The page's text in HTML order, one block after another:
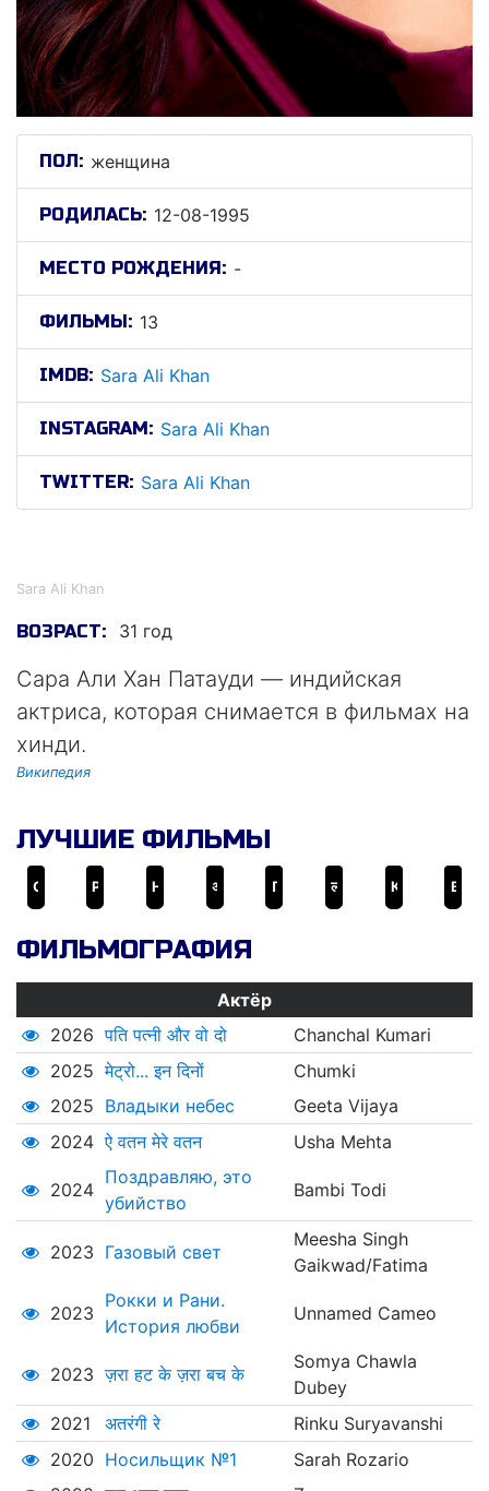
ПОЛ: женщина
РОДИЛАСЬ: 12-08-1995
МЕСТО РОЖДЕНИЯ: -
ФИЛЬМЫ: 13
IMDB: Sara Ali Khan
INSTAGRAM: Sara Ali Khan
TWITTER: Sara Ali Khan
Sara Ali Khan
ВОЗРАСТ: 31 год
Сара Али Хан Патауди — индийская
актриса, которая снимается в фильмах на
хинди.
Википедия
ЛУЧШИЕ ФИЛЬМЫ
ФИЛЬМОГРАФИЯ
Актёр
2026 पति पत्नी और वो दो
Chanchal Kumari
2025 मेट्रो... इन दिनों
Chumki
2025 Владыки небес
Geeta Vijaya
2024 ऐ वतन मेरे वतन Usha Mehta
2024
Поздравляю, это
убийство
Bambi Todi
2023 Газовый свет
Meesha Singh
Gaikwad/Fatima
2023
Рокки и Рани.
История любви
Unnamed Cameo
2023 ज़रा हट के ज़रा बच के
Somya Chawla
Dubey
2021
अतरंगी रे
Rinku Suryavanshi
2020 Носильщик №1
Sarah Rozario